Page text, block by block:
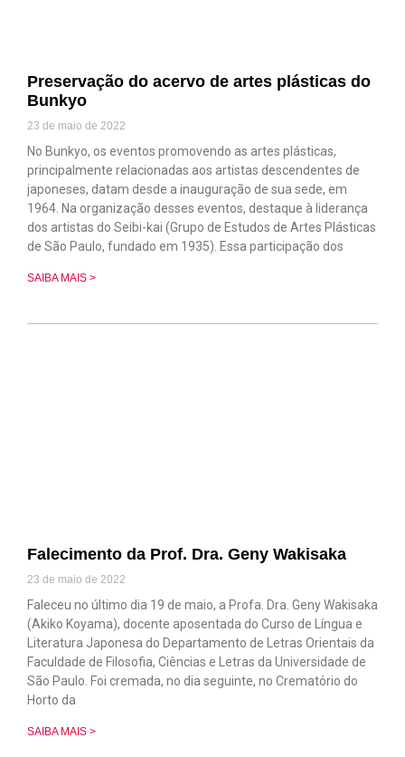
Preservação do acervo de artes plásticas do
Bunkyo
23 de maio de 2022
No Bunkyo, os eventos promovendo as artes plásticas,
principalmente relacionadas aos artistas descendentes de
japoneses, datam desde a inauguração de sua sede, em
1964. Na organização desses eventos, destaque à liderança
dos artistas do Seibi-kai (Grupo de Estudos de Artes Plásticas
de São Paulo, fundado em 1935). Essa participação dos
SAIBA MAIS >
Falecimento da Prof. Dra. Geny Wakisaka
23 de maio de 2022
Faleceu no último dia 19 de maio, a Profa. Dra. Geny Wakisaka
(Akiko Koyama), docente aposentada do Curso de Língua e
Literatura Japonesa do Departamento de Letras Orientais da
Faculdade de Filosofia, Ciências e Letras da Universidade de
São Paulo. Foi cremada, no dia seguinte, no Crematório do
Horto da
SAIBA MAIS >